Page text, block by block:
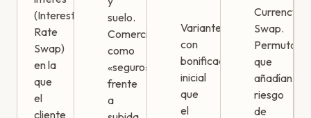
(Interest
Rate
Swap)
en la
que
el
cliente
suelo.
Comercializadas
como
«seguro»
frente
a
Variantes
con
bonificación
inicial
que
el
Currency
Swap.
Permutas
que
añadían
riesgo
de